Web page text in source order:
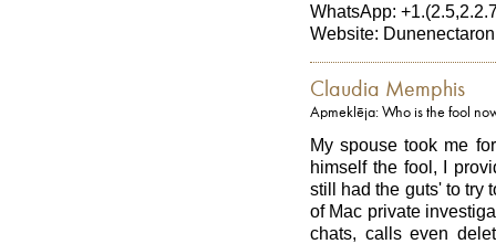
WhatsApp:
Website:
Claudia Memphis
Apmeklēja: Who is the fool
My spouse took me
himself the fool, I
still had the guts' to try
of Mac private
chats, calls even